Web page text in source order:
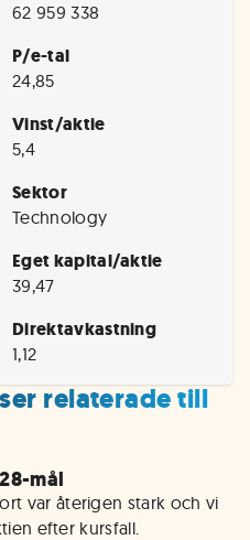
62 959 338
P/e-tal
24,85
Vinst/aktie
5,4
Sektor
Technology
Eget kapital/aktie
39,47
Direktavkastning
1,12
relaterade till
mål
var återigen stark och vi
efter kursfall.